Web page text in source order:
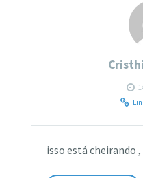
isso está cheirando